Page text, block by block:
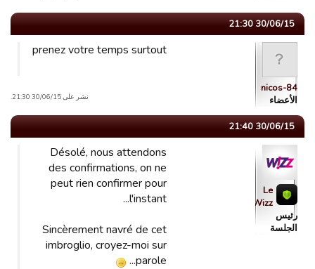
30/06/15 21:30
nicos-84
الأعضاء
prenez votre temps surtout
نشر على 30/06/15 21:30.
30/06/15 21:40
Le
Wizz
رئیس
الجلسة
Désolé, nous attendons
des confirmations, on ne
peut rien confirmer pour
l'instant...
Sincèrement navré de cet
imbroglio, croyez-moi sur
parole...